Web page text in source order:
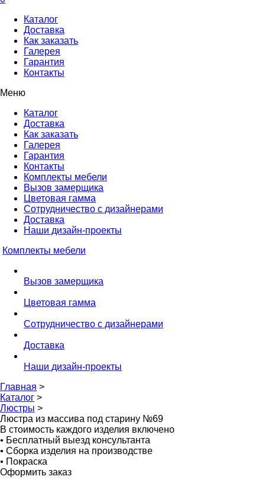
Каталог
Доставка
Как заказать
Галерея
Гарантия
Контакты
Меню
Каталог
Доставка
Как заказать
Галерея
Гарантия
Контакты
Комплекты мебели
Вызов замерщика
Цветовая гамма
Сотрудничество с дизайнерами
Доставка
Наши дизайн-проекты
Комплекты мебели
Вызов замерщика
Цветовая гамма
Сотрудничество с дизайнерами
Доставка
Наши дизайн-проекты
Главная >
Каталог >
Люстры >
Люстра из массива под старину №69
В стоимость каждого изделия включено
• Бесплатный выезд консультанта
• Сборка изделия на производстве
• Покраска
Оформить заказ